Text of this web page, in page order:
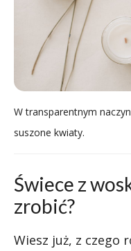
W transparentnym
suszone kwiaty.
Świece z
zrobić?
Wiesz już, z czego